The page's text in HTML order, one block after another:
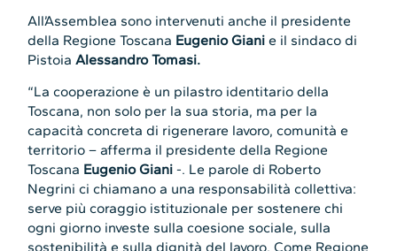
All’Assemblea sono intervenuti anche il presidente
della Regione Toscana Eugenio Gianie il sindaco di
Pistoia Alessandro Tomasi.
“La cooperazione è un pilastro identitario della
Toscana, non solo per la sua storia, ma per la
capacità concreta di rigenerare lavoro, comunità e
territorio – afferma il presidente della Regione
Toscana Eugenio Giani -. Le parole di Roberto
Negrini ci chiamano a una responsabilità collettiva:
serve più coraggio istituzionale per sostenere chi
ogni giorno investe sulla coesione sociale, sulla
sostenibilità e sulla dignità del lavoro. Come Regione